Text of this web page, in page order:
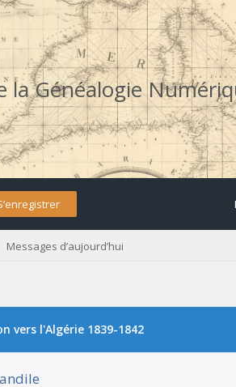
la Généalogie
Messages d’aujourd’hui
vers l'Algérie 1839-1842